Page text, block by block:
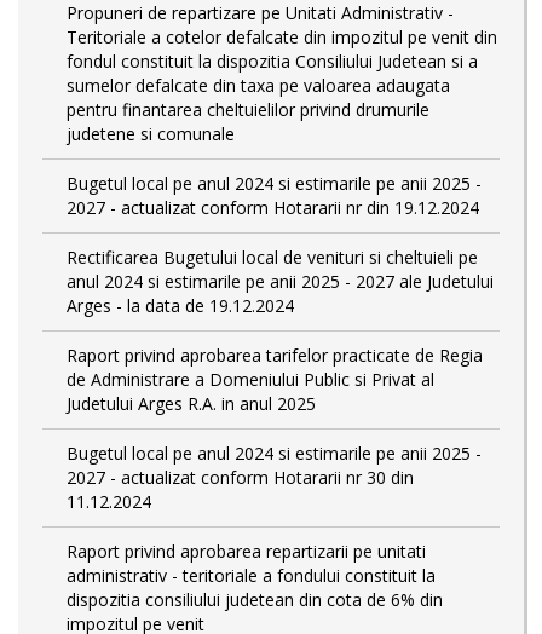
Propuneri de repartizare pe Unitati Administrativ -
Teritoriale a cotelor defalcate din impozitul pe venit din
fondul constituit la dispozitia Consiliului Judetean si a
sumelor defalcate din taxa pe valoarea adaugata
pentru finantarea cheltuielilor privind drumurile
judetene si comunale
Bugetul local pe anul 2024 si estimarile pe anii 2025 -
2027 - actualizat conform Hotararii nr din 19.12.2024
Rectificarea Bugetului local de venituri si cheltuieli pe
anul 2024 si estimarile pe anii 2025 - 2027 ale Judetului
Arges - la data de 19.12.2024
Raport privind aprobarea tarifelor practicate de Regia
de Administrare a Domeniului Public si Privat al
Judetului Arges R.A. in anul 2025
Bugetul local pe anul 2024 si estimarile pe anii 2025 -
2027 - actualizat conform Hotararii nr 30 din
11.12.2024
Raport privind aprobarea repartizarii pe unitati
administrativ - teritoriale a fondului constituit la
dispozitia consiliului judetean din cota de 6% din
impozitul pe venit